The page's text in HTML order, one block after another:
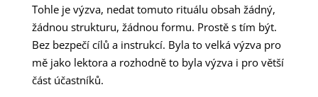
Tohle je výzva, nedat tomuto rituálu obsah žádný,
žádnou strukturu, žádnou formu. Prostě s tím být.
Bez bezpečí cílů a instrukcí. Byla to velká výzva pro
mě jako lektora a rozhodně to byla výzva i pro větší
část účastníků.